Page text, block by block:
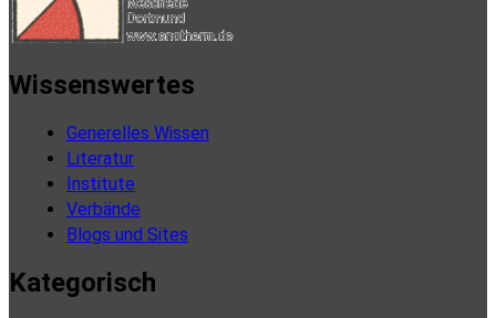
Wissenswertes
Generelles Wissen
Literatur
Institute
Verbände
Blogs und Sites
Kategorisch